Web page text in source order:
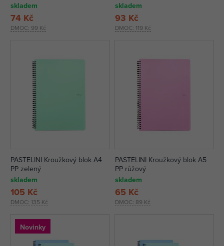
skladem
DMOC: 99 Kč
74 Kč
skladem
DMOC: 119 Kč
93 Kč
PASTELINI Kroužkový blok A4
PP zelený
skladem
DMOC: 135 Kč
105 Kč
PASTELINI Kroužkový blok A5
PP růžový
skladem
DMOC: 89 Kč
65 Kč
Novinky